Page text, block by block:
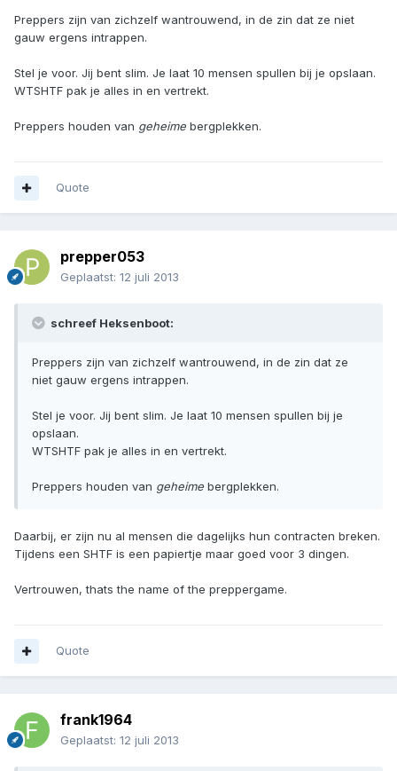
Preppers zijn van zichzelf wantrouwend, in de zin dat ze niet
gauw ergens intrappen.
Stel je voor. Jij bent slim. Je laat 10 mensen spullen bij je opslaan.
WTSHTF pak je alles in en vertrekt.
Preppers houden van geheime bergplekken.
Quote
prepper053
Geplaatst: 12 juli 2013
schreef Heksenboot:
Preppers zijn van zichzelf wantrouwend, in de zin dat ze
niet gauw ergens intrappen.
Stel je voor. Jij bent slim. Je laat 10 mensen spullen bij je
opslaan.
WTSHTF pak je alles in en vertrekt.
Preppers houden van geheime bergplekken.
Daarbij, er zijn nu al mensen die dagelijks hun contracten breken.
Tijdens een SHTF is een papiertje maar goed voor 3 dingen.
Vertrouwen, thats the name of the preppergame.
Quote
frank1964
Geplaatst: 12 juli 2013